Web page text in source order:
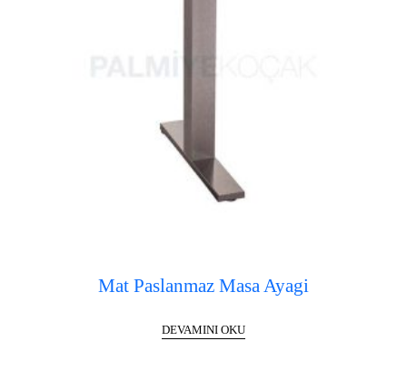
Mat Paslanmaz Masa Ayagi
DEVAMINI OKU